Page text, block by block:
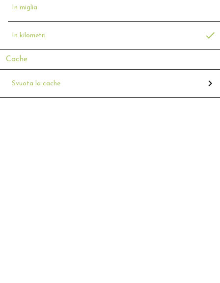
In miglia
In kilometri
Cache
Svuota la cache